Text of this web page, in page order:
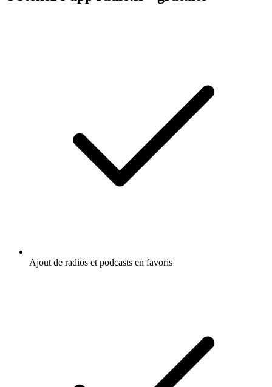
Ajout de radios et podcasts en favoris